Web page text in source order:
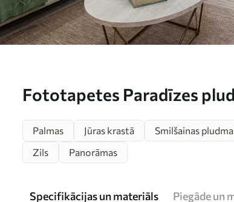
Fototapetes Paradīzes
Palmas Jūras krastā Smilšainas
Zils
Panorāmas
Specifikācijas un materiāls Piegāde un